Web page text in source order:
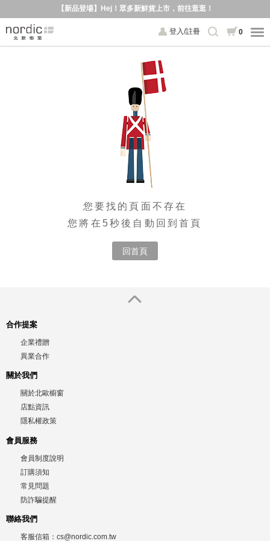
【新品登場】Hej！眾多新鮮貨上市，前往逛逛！
登入/註冊 0
您要找的頁面不存在
您將在5秒後自動回到首頁
回首頁
合作提案
企業禮贈
異業合作
關於我們
關於北歐櫥窗
店點資訊
隱私權政策
會員服務
會員制度說明
訂購須知
常見問題
防詐騙提醒
聯絡我們
客服信箱： cs@nordic.com.tw